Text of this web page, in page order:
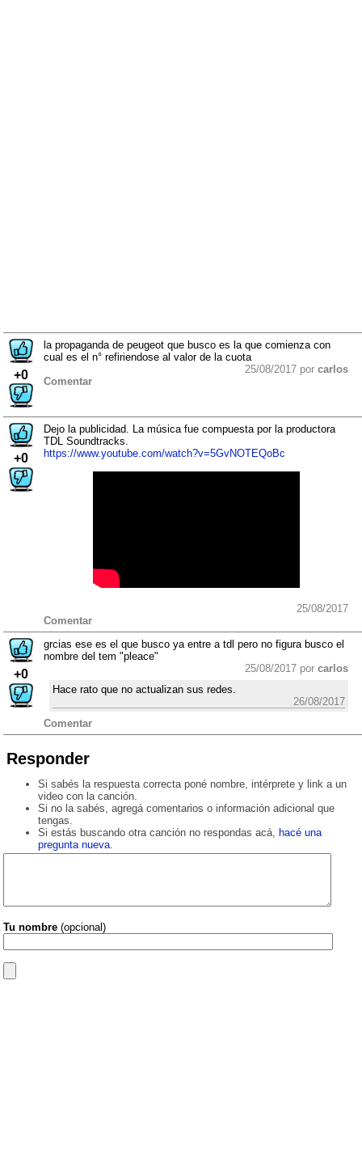
+0
la propaganda de peugeot que busco es la que comienza con
cual es el n° refiriendose al valor de la cuota
25/08/2017 por carlos
Comentar
+0
Dejo la publicidad. La música fue compuesta por la productora
TDL Soundtracks.
https://www.youtube.com/watch?v=5GvNOTEQoBc
25/08/2017
Comentar
+0
grcias ese es el que busco ya entre a tdl pero no figura busco el
nombre del tem "pleace"
25/08/2017 por carlos
Hace rato que no actualizan sus redes.
26/08/2017
Comentar
Responder
Si sabés la respuesta correcta poné nombre, intérprete y link a un
video con la canción.
Si no la sabés, agregá comentarios o información adicional que
tengas.
Si estás buscando otra canción no respondas acá, hacé una
pregunta nueva.
Tu nombre (opcional)